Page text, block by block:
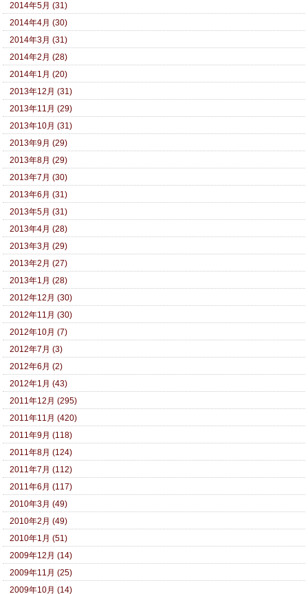
2014年5月 (31)
2014年4月 (30)
2014年3月 (31)
2014年2月 (28)
2014年1月 (20)
2013年12月 (31)
2013年11月 (29)
2013年10月 (31)
2013年9月 (29)
2013年8月 (29)
2013年7月 (30)
2013年6月 (31)
2013年5月 (31)
2013年4月 (28)
2013年3月 (29)
2013年2月 (27)
2013年1月 (28)
2012年12月 (30)
2012年11月 (30)
2012年10月 (7)
2012年7月 (3)
2012年6月 (2)
2012年1月 (43)
2011年12月 (295)
2011年11月 (420)
2011年9月 (118)
2011年8月 (124)
2011年7月 (112)
2011年6月 (117)
2010年3月 (49)
2010年2月 (49)
2010年1月 (51)
2009年12月 (14)
2009年11月 (25)
2009年10月 (14)